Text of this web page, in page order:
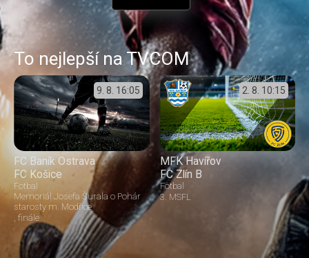
To nejlepší na TVCOM
9. 8. 16:05
FC Baník Ostrava
FC Košice
Fotbal
Memoriál Josefa Šurala o Pohár
starosty m. Modřice
finále
2. 8. 10:15
MFK Havířov
FC Zlín B
Fotbal
3. MSFL